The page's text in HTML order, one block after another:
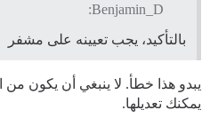
Benjamin_D:
بالتأكيد، يجب تعيينه على مشفر
يبدو هذا خطأ. لا ينبغي أن يكون من
يمكنك تعديلها.